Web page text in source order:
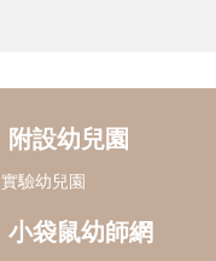
附設幼兒園
實驗幼兒園
小袋鼠幼師網